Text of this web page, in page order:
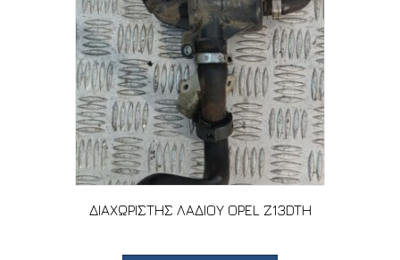
ΔΙΑΧΩΡΙΣΤΗΣ ΛΑΔΙΟΥ OPEL Z13DTH